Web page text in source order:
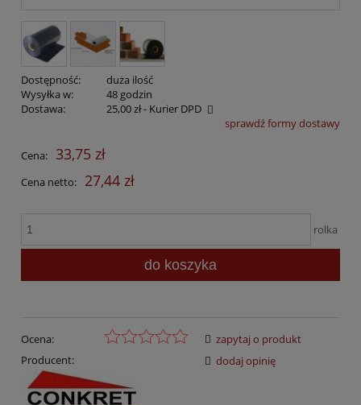
Dostępność:
duża ilość
Wysyłka w:
48 godzin
Dostawa:
25,00 zł- Kurier DPD
Cena nie zawiera ewentualnych kosztów płatnościsprawdź formy dostawy
Cena: 33,75 zł
Cena netto: 27,44 zł
rolka
do koszyka
Ocena:
Producent:
zapytaj o produkt
dodaj opinię